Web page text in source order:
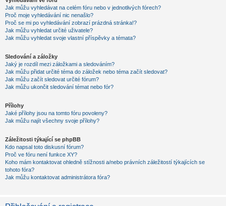
Jak můžu vyhledávat na celém fóru nebo v jednotlivých fórech?
Proč moje vyhledávání nic nenašlo?
Proč se mi po vyhledávání zobrazí prázdná stránka!?
Jak můžu vyhledat určité uživatele?
Jak můžu vyhledat svoje vlastní příspěvky a témata?
Sledování a záložky
Jaký je rozdíl mezi záložkami a sledováním?
Jak můžu přidat určité téma do záložek nebo téma začít sledovat?
Jak můžu začít sledovat určité fórum?
Jak můžu ukončit sledování témat nebo fór?
Přílohy
Jaké přílohy jsou na tomto fóru povoleny?
Jak můžu najít všechny svoje přílohy?
Záležitosti týkající se phpBB
Kdo napsal toto diskusní fórum?
Proč ve fóru není funkce XY?
Koho mám kontaktovat ohledně stížnosti a/nebo právních záležitostí týkajících se
tohoto fóra?
Jak můžu kontaktovat administrátora fóra?